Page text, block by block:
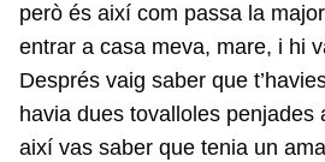
però és així com passa la
entrar a casa meva, mare, i hi
Després vaig saber que
havia dues tovalloles penjades
així vas saber que tenia un